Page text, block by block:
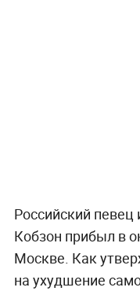
Российский
Кобзон прибыл в
Москве. Как
на ухудшение